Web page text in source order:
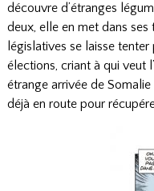
découvre d’étranges
deux, elle en met dans
législatives se laisse
élections, criant à qui veut
étrange arrivée de
déjà en route pour